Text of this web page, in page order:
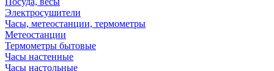
Электросушители
Часы, метеостанции, термометры
Метеостанции
Термометры бытовые
Часы настенные
Часы настольные